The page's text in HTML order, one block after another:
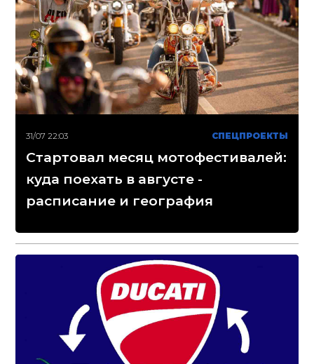
31/07 22:03 СПЕЦПРОЕКТЫ
Стартовал месяц мотофестивалей:
куда поехать в августе -
расписание и география